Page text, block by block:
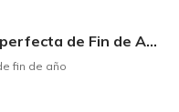
Guía Supermaxi para la cena perfecta de Fin de Año
fin de año